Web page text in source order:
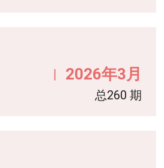
2026年3月
总260 期